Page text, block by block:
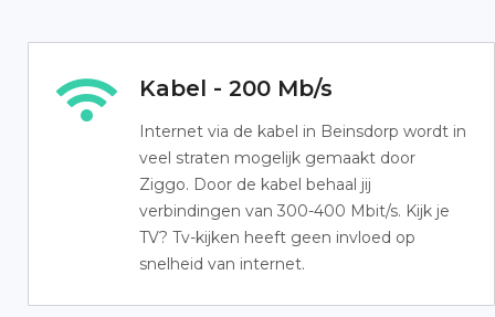
Kabel - 200 Mb/s
Internet via de kabel in Beinsdorp wordt in
veel straten mogelijk gemaakt door
Ziggo. Door de kabel behaal jij
verbindingen van 300-400 Mbit/s. Kijk je
TV? Tv-kijken heeft geen invloed op
snelheid van internet.